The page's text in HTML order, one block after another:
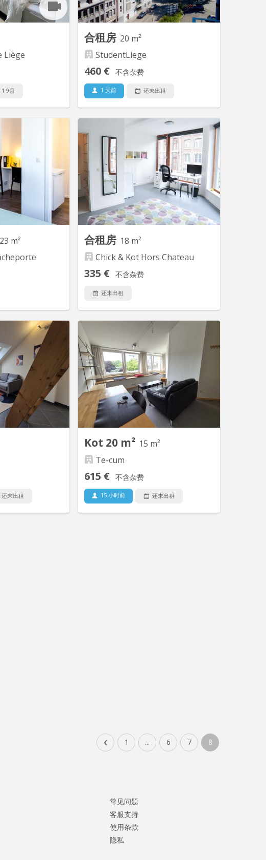
totale autonomie. La chambre est
équipée d’un lit, armoire, bureau...
Liège
1 9月
KL 9224
Liège proche tout
budget au
est idéale pour
travailleurs qui
le confort d'une
inclus, tout en
grâce à des
aménagés tels
qu'un salon et une...
合租房 20 m²
StudentLiege
460 € 不含杂费
1 天前 还未出租
KL 9638
Dans un appartement de 4 personnes.
Une grande cuisine entièrement
équipée. Espace chambre et douche
privée, la chambre est entièrement
meublée avec un lit complet de 90cm,
une garde robe avec tiroir et tringle, un
bureau avec étagère et une chaise.
Une pièce douche privée et un meuble
évier...
23 m²
KL 12143
tout confort est
Résidence Chick
La Résidence est
pied des remparts
de la place
des écoles du
opéra et 20
des bus, des...
合租房 18 m²
Chick & Kot Hors Chateau
335 € 不含杂费
还未出租
KL 13434
C'est au cœur de liège ( Rue hors
château ) que nous vous proposons
ces kots étudiants à louer dans une
magnifique résidence de haut-standing.
Les tarifs incluent toutes les charges
(internet, chauffage, eau, électricité,
service nettoyage des communs, mise
à disposition buanderie). Studio Type...
还未出租
Kot 20 m² 15 m²
Te-cum
615 € 不含杂费
15 小时前 还未出租
‹ 1 ... 6 7 8
常见问题
客服支持
使用条款
隐私